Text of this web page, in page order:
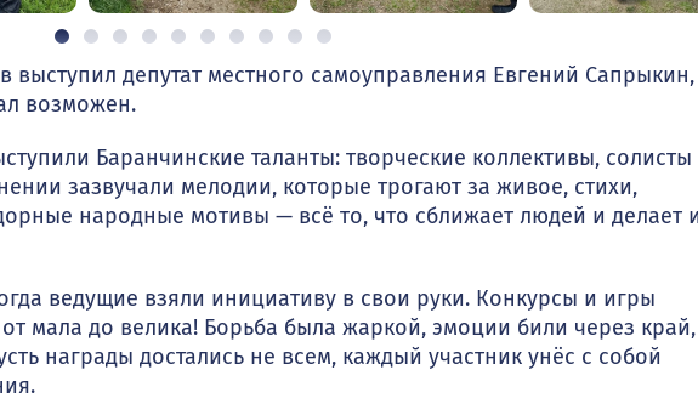
выступил депутат местного самоуправления Евгений Сапрыкин,
возможен.
Баранчинские таланты: творческие коллективы, солисты
зазвучали мелодии, которые трогают за живое, стихи,
народные мотивы — всё то, что сближает людей и делает
ведущие взяли инициативу в свои руки. Конкурсы и игры
мала до велика! Борьба была жаркой, эмоции били через
награды достались не всем, каждый участник унёс с собой